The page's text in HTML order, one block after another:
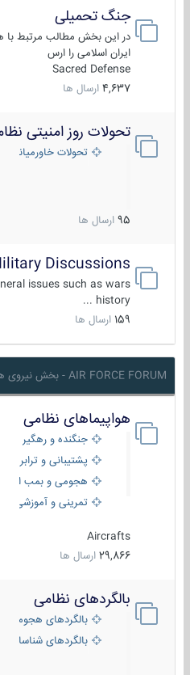
جنگ تحمیلی
در این بخش مطالب مرتبط با
ایران اسلامی را ارس
Sacred Defense
4,637 ارسال ها
تحولات روز امنیتی
تحولات خاورمیانه
95 ارسال ها
Discussions
issues such as wars
history ...
159 ارسال ها
AIR FORCE FORUM - بخش نیروی هوایی
هواپیماهای نظامی
جنگنده و رهگیر
پشتیبانی و ترابری
هجومی و بمب افکن
تمرینی و آموزشی
Aircrafts
29,866 ارسال ها
بالگردهای نظامی
بالگردهای هجومی
بالگردهای شناسایی